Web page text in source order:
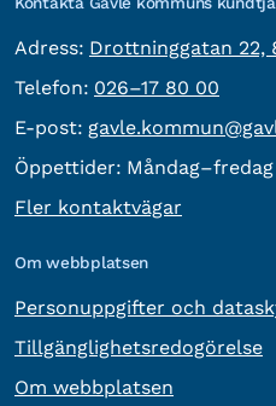
Adress: besöksadress:
Drottninggatan 22,
Telefon: Telefon:
026–17 80 00
E-post: E-post:
Öppettider:
Fler kontaktvägar
Om webbplatsen
Personuppgifter och
Tillgänglighetsredogörelse
Om webbplatsen